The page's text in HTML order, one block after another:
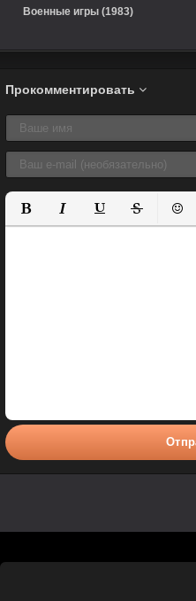
Военные игры (1983)
Прокомментировать
Полужирный
КурсивПодчеркнутый